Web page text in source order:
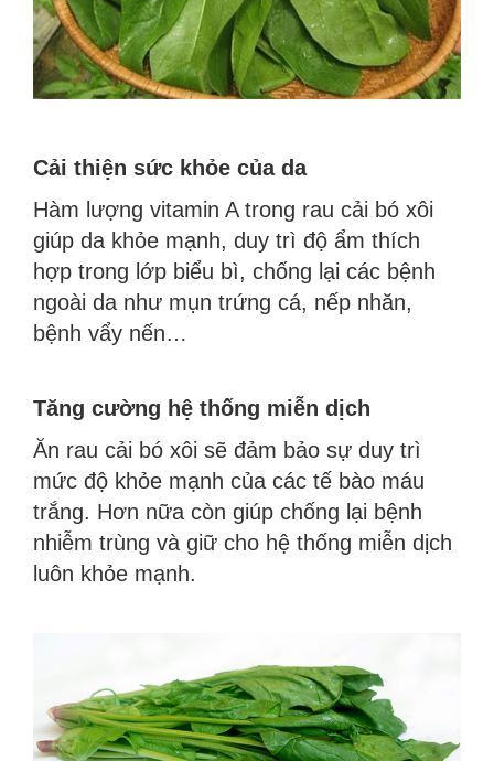
Cải thiện sức khỏe của da
Hàm lượng vitamin A trong rau cải bó xôi
giúp da khỏe mạnh, duy trì độ ẩm thích
hợp trong lớp biểu bì, chống lại các bệnh
ngoài da như mụn trứng cá, nếp nhăn,
bệnh vẩy nến…
Tăng cường hệ thống miễn dịch
Ăn rau cải bó xôi sẽ đảm bảo sự duy trì
mức độ khỏe mạnh của các tế bào máu
trắng. Hơn nữa còn giúp chống lại bệnh
nhiễm trùng và giữ cho hệ thống miễn dịch
luôn khỏe mạnh.